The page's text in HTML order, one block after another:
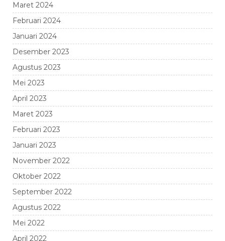
Maret 2024
Februari 2024
Januari 2024
Desember 2023
Agustus 2023
Mei 2023
April 2023
Maret 2023
Februari 2023
Januari 2023
November 2022
Oktober 2022
September 2022
Agustus 2022
Mei 2022
April 2022